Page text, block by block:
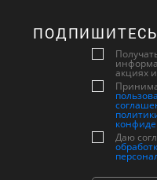
акциях
Даю